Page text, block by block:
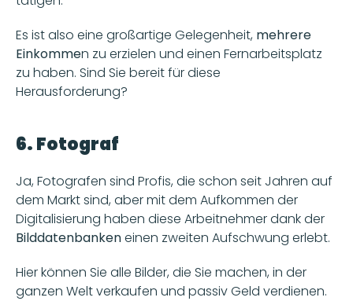
Es ist also eine großartige Gelegenheit, mehrere
Einkommen zu erzielen und einen Fernarbeitsplatz
zu haben. Sind Sie bereit für diese
Herausforderung?
6. Fotograf
Ja, Fotografen sind Profis, die schon seit Jahren auf
dem Markt sind, aber mit dem Aufkommen der
Bilddatenbanken einen zweiten Aufschwung erlebt.
Hier können Sie alle Bilder, die Sie machen, in der
ganzen Welt verkaufen und passiv Geld verdienen.